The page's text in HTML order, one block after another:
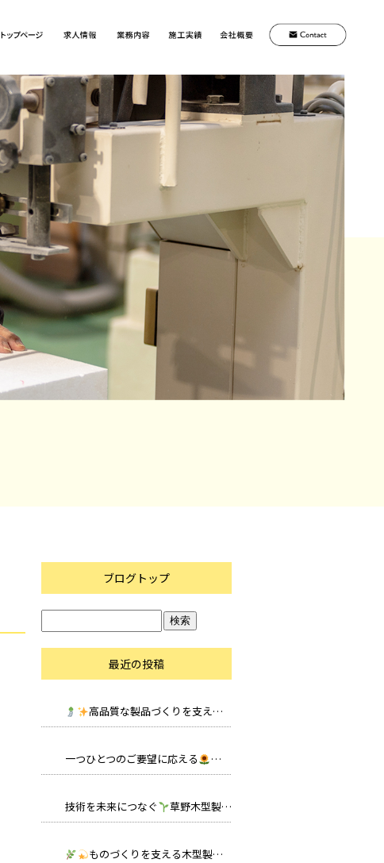
ブログトップ
最近の投稿
高品質な製品づくりを支える、木型製作の役割
一つひとつのご要望に応える
技術を未来につなぐ 草野木型製作所の想いと取り組み｜株式会社草野木型製作所
ものづくりを支える木型製作の重要な役割とは？｜株式会社草野木型製作所